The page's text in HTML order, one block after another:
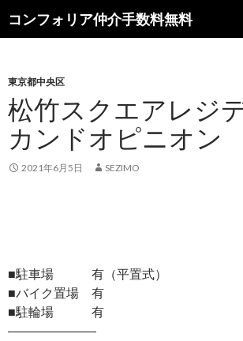
コンフォリア仲介手数料無料
索
ン
ツ
へ
ス
キ
ッ
東京都中央区
松竹スクエアレジ
カンドオピニオン
2021年6月5日 SEZIMO
■駐車場 有（平置式）
■バイク置場 有
■駐輪場 有
―――――――